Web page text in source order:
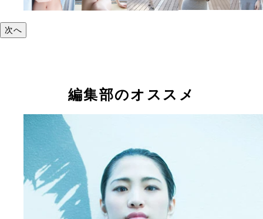
次へ
編集部のオススメ